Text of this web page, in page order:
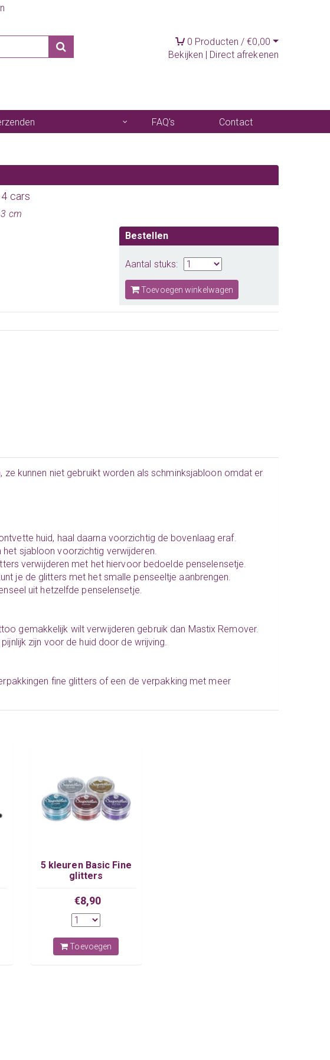
0 Producten /€0,00
Bekijken | Direct afrekenen
FAQ's
Contact
cars
cm
Bestellen
Aantal stuks:
Toevoegen winkelwagen
kunnen niet gebruikt worden als schminksjabloon omdat er
huid, haal daarna voorzichtig de bovenlaag eraf.
sjabloon voorzichtig verwijderen.
verwijderen met het hiervoor bedoelde penselensetje.
je de glitters met het smalle penseeltje aanbrengen.
uit hetzelfde penselensetje.
gemakkelijk wilt verwijderen gebruik dan Mastix Remover.
zijn voor de huid door de wrijving.
fine glitters of een de verpakking met meer
5 kleuren Basic Fine
glitters
€8,90
Toevoegen